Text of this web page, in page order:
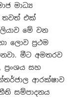
මාධ්‍ය
තවත් එක්
මේ වන
ලොව ප්‍රථම
මීට අමතරව
ප්‍රංශය සහ
ආරක්ෂාව
සම්පාදනය